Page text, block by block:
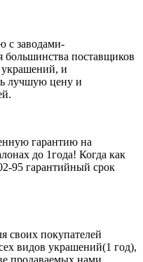
с заводами-
большинства поставщиков
и
лучшую цену и
гарантию на
до 1года! Когда как
95 гарантийный срок
своих покупателей
видов украшений(1 год),